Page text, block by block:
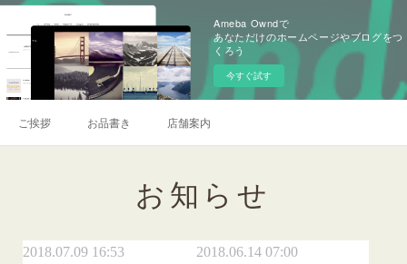
Ameba Owndで
あなただけのホームページやブログをつ
くろう
今すぐ試す
ご挨拶 お品書き 店舗案内
お知らせ
2018.07.09 16:53 2018.06.14 07:00